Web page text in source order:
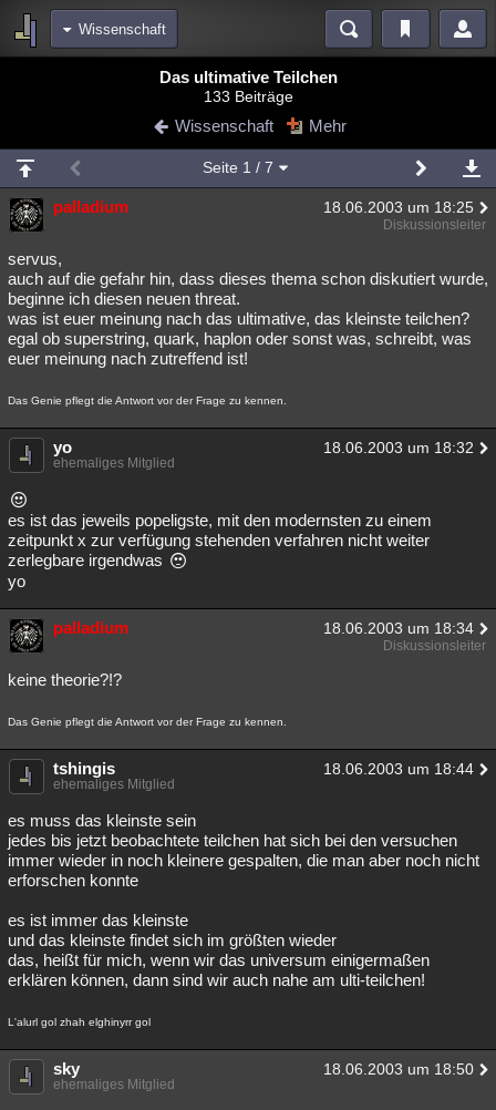
Wissenschaft
Blogs Videos
Chat Wiki Neuigkeiten
meine Rubriken
Menschen Wissenschaft Mystery Kriminalfälle
Spiritualität
Natur Umfragen Unterhaltung
weitere Rubriken
Philosophie Träume Orte
Astronomie Helpdesk Gruppen
Musik Allmystery English
Besucht Teilgenommen Alle Neue Geschlossen
Lesenswert Schlüsselwörter
Das ultimative Teilchen
133 Beiträge
Wissenschaft Mehr
Seite 1 / 7
palladium 18.06.2003 um 18:25
Diskussionsleiter
servus,
auch auf die gefahr hin, dass dieses thema schon diskutiert wurde,
beginne ich diesen neuen threat.
was ist euer meinung nach das ultimative, das kleinste teilchen?
egal ob superstring, quark, haplon oder sonst was, schreibt, was
euer meinung nach zutreffend ist!
Das Genie pflegt die Antwort vor der Frage zu kennen.
yo 18.06.2003 um 18:32
ehemaliges Mitglied
es ist das jeweils popeligste, mit den modernsten zu einem
zeitpunkt x zur verfügung stehenden verfahren nicht weiter
zerlegbare irgendwas
yo
palladium 18.06.2003 um 18:34
Diskussionsleiter
keine theorie?!?
Das Genie pflegt die Antwort vor der Frage zu kennen.
tshingis 18.06.2003 um 18:44
ehemaliges Mitglied
es muss das kleinste sein
jedes bis jetzt beobachtete teilchen hat sich bei den versuchen
immer wieder in noch kleinere gespalten, die man aber noch nicht
erforschen konnte
es ist immer das kleinste
und das kleinste findet sich im größten wieder
das, heißt für mich, wenn wir das universum einigermaßen
erklären können, dann sind wir auch nahe am ulti-teilchen!
L'alurl gol zhah elghinyrr gol
sky 18.06.2003 um 18:50
ehemaliges Mitglied